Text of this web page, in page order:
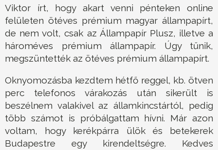
Viktor írt, hogy akart venni pénteken online
felületen ötéves prémium magyar állampapírt,
de nem volt, csak az Állampapír Plusz, illetve a
hároméves prémium állampapír. Úgy tűnik,
megszüntették az ötéves prémium állampapírt.
Oknyomozásba kezdtem hétfő reggel, kb. ötven
perc telefonos várakozás után sikerült is
beszélnem valakivel az államkincstártól, pedig
több számot is próbálgattam hívni. Már azon
voltam, hogy kerékpárra ülök és betekerek
Budapestre egy kirendeltségre. Kedves